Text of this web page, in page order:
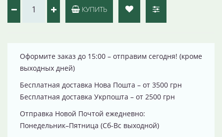
КУПИТЬ
Оформите заказ до 15:00 – отправим сегодня! (кроме
выходных дней)
Бесплатная доставка Нова Пошта – от 3500 грн
Бесплатная доставка Укрпошта – от 2500 грн
Отправка Новой Почтой ежедневно:
Понедельник–Пятница (Сб-Вс выходной)